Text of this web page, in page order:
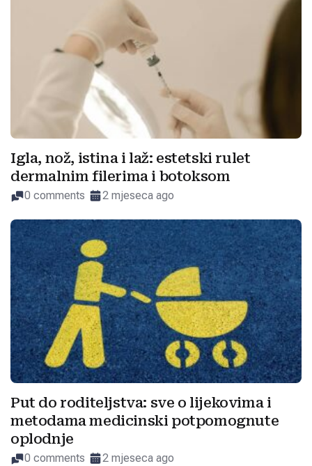
Igla, nož, istina i laž: estetski rulet
dermalnim filerima i botoksom
0 comments 2 mjeseca ago
Put do roditeljstva: sve o lijekovima i
metodama medicinski potpomognute
oplodnje
0 comments 2 mjeseca ago